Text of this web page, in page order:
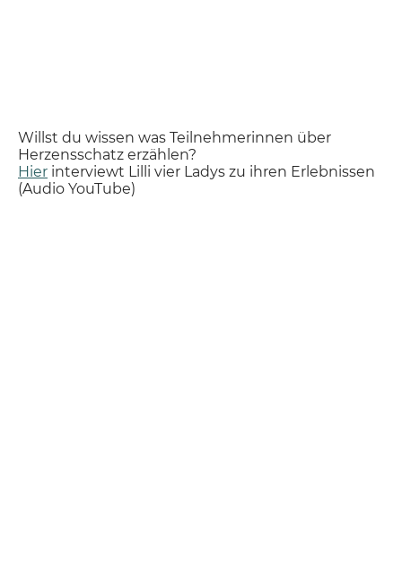
Willst du wissen was Teilnehmerinnen über
Herzensschatz erzählen?
Hier interviewt Lilli vier Ladys zu ihren Erlebnissen
(Audio YouTube)